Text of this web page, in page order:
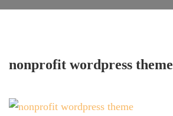
nonprofit wordpress theme